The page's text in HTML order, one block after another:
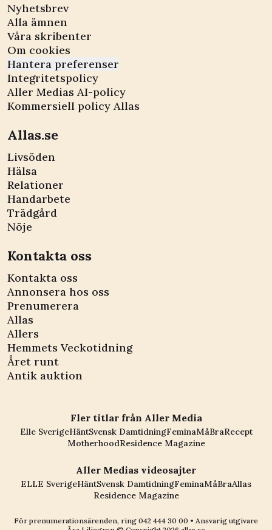
Nyhetsbrev
Alla ämnen
Våra skribenter
Om cookies
Hantera preferenser
Integritetspolicy
Aller Medias AI-policy
Kommersiell policy Allas
Allas.se
Livsöden
Hälsa
Relationer
Handarbete
Trädgård
Nöje
Kontakta oss
Kontakta oss
Annonsera hos oss
Prenumerera
Allas
Allers
Hemmets Veckotidning
Året runt
Antik auktion
Fler titlar från Aller Media
Elle SverigeHäntSvensk DamtidningFeminaMåBraRecept
MotherhoodResidence Magazine
Aller Medias videosajter
ELLE SverigeHäntSvensk DamtidningFeminaMåBraAllas
Residence Magazine
För prenumerationsärenden, ring 042 444 30 00 • Ansvarig utgivare